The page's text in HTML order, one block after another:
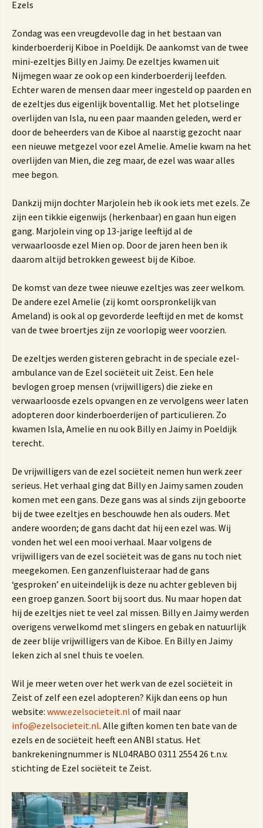
Ezels
Zondag was een vreugdevolle dag in het bestaan van
kinderboerderij Kiboe in Poeldijk. De aankomst van de twee
mini-ezeltjes Billy en Jaimy. De ezeltjes kwamen uit
Nijmegen waar ze ook op een kinderboerderij leefden.
Echter waren de mensen daar meer ingesteld op paarden en
de ezeltjes dus eigenlijk boventallig. Met het plotselinge
overlijden van Isla, nu een paar maanden geleden, werd er
door de beheerders van de Kiboe al naarstig gezocht naar
een nieuwe metgezel voor ezel Amelie. Amelie kwam na het
overlijden van Mien, die zeg maar, de ezel was waar alles
mee begon.
Dankzij mijn dochter Marjolein heb ik ook iets met ezels. Ze
zijn een tikkie eigenwijs (herkenbaar) en gaan hun eigen
gang. Marjolein ving op 13-jarige leeftijd al de
verwaarloosde ezel Mien op. Door de jaren heen ben ik
daarom altijd betrokken geweest bij de Kiboe.
De komst van deze twee nieuwe ezeltjes was zeer welkom.
De andere ezel Amelie (zij komt oorspronkelijk van
Ameland) is ook al op gevorderde leeftijd en met de komst
van de twee broertjes zijn ze voorlopig weer voorzien.
De ezeltjes werden gisteren gebracht in de speciale ezel-
ambulance van de Ezel sociëteit uit Zeist. Een hele
bevlogen groep mensen (vrijwilligers) die zieke en
verwaarloosde ezels opvangen en ze vervolgens weer laten
adopteren door kinderboerderijen of particulieren. Zo
kwamen Isla, Amelie en nu ook Billy en Jaimy in Poeldijk
terecht.
De vrijwilligers van de ezel sociëteit nemen hun werk zeer
serieus. Het verhaal ging dat Billy en Jaimy samen zouden
komen met een gans. Deze gans was al sinds zijn geboorte
bij de twee ezeltjes en beschouwde hen als ouders. Met
andere woorden; de gans dacht dat hij een ezel was. Wij
vonden het wel een mooi verhaal. Maar volgens de
vrijwilligers van de ezel sociëteit was de gans nu toch niet
meegekomen. Een ganzenfluisteraar had de gans
‘gesproken’ en uiteindelijk is deze nu achter gebleven bij
een groep ganzen. Soort bij soort dus. Nu maar hopen dat
hij de ezeltjes niet te veel zal missen. Billy en Jaimy werden
overigens verwelkomd met slingers en gebak en natuurlijk
de zeer blije vrijwilligers van de Kiboe. En Billy en Jaimy
leken zich al snel thuis te voelen.
Wil je meer weten over het werk van de ezel sociëteit in
Zeist of zelf een ezel adopteren? Kijk dan eens op hun
website: www.ezelsocieteit.nl of mail naar
info@ezelsocieteit.nl. Alle giften komen ten bate van de
ezels en de sociëteit heeft een ANBI status. Het
bankrekeningnummer is NL04RABO 0311 2554 26 t.n.v.
stichting de Ezel sociëteit te Zeist.